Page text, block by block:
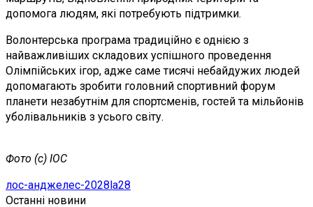
допомога людям, які потребують підтримки.
Волонтерська програма традиційно є однією з
найважливіших складових успішного проведення
Олімпійських ігор, адже саме тисячі небайдужих людей
допомагають зробити головний спортивний форум
планети незабутнім для спортсменів, гостей та мільйонів
уболівальників з усього світу.
Фото (с) IOC
лос-анджелес-2028la28
Останні новини